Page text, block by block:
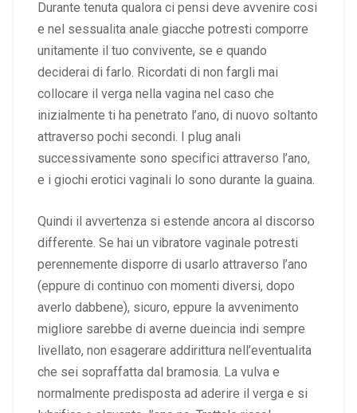
Durante tenuta qualora ci pensi deve avvenire cosi
e nel sessualita anale giacche potresti comporre
unitamente il tuo convivente, se e quando
deciderai di farlo. Ricordati di non fargli mai
collocare il verga nella vagina nel caso che
inizialmente ti ha penetrato l’ano, di nuovo soltanto
attraverso pochi secondi. I plug anali
successivamente sono specifici attraverso l’ano,
e i giochi erotici vaginali lo sono durante la guaina.
Quindi il avvertenza si estende ancora al discorso
differente. Se hai un vibratore vaginale potresti
perennemente disporre di usarlo attraverso l’ano
(eppure di continuo con momenti diversi, dopo
averlo dabbene), sicuro, eppure la avvenimento
migliore sarebbe di averne dueincia indi sempre
livellato, non esagerare addirittura nell’eventualita
che sei sopraffatta dal bramosia. La vulva e
normalmente predisposta ad aderire il verga e si